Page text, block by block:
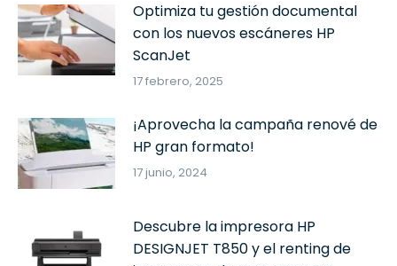
Optimiza tu gestión documental
con los nuevos escáneres HP
ScanJet
17 febrero, 2025
¡Aprovecha la campaña renové de
HP gran formato!
17 junio, 2024
Descubre la impresora HP
DESIGNJET T850 y el renting de